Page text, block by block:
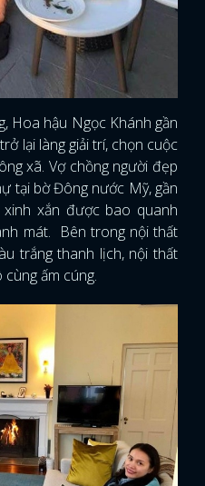
Hoa hậu Ngọc Khánh gần
lại làng giải trí, chọn cuộc
xã. Vợ chồng người đẹp
tại bờ Đông nước Mỹ, gần
xắn được bao quanh
mát. Bên trong nội thất
trắng thanh lịch, nội thất
ấm cúng.